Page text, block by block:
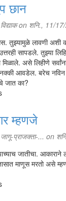
छान
विद्याकon शनि., 11/
तुझ्यामुळे लावणी
सापडले. तुझ्या
असे लिहीणे
नक्की आवडेल. बरेच
जात का?
म्हणजे
जागू-प्राजक्ता-... on
जातीचा.
माणूस मरतो असे